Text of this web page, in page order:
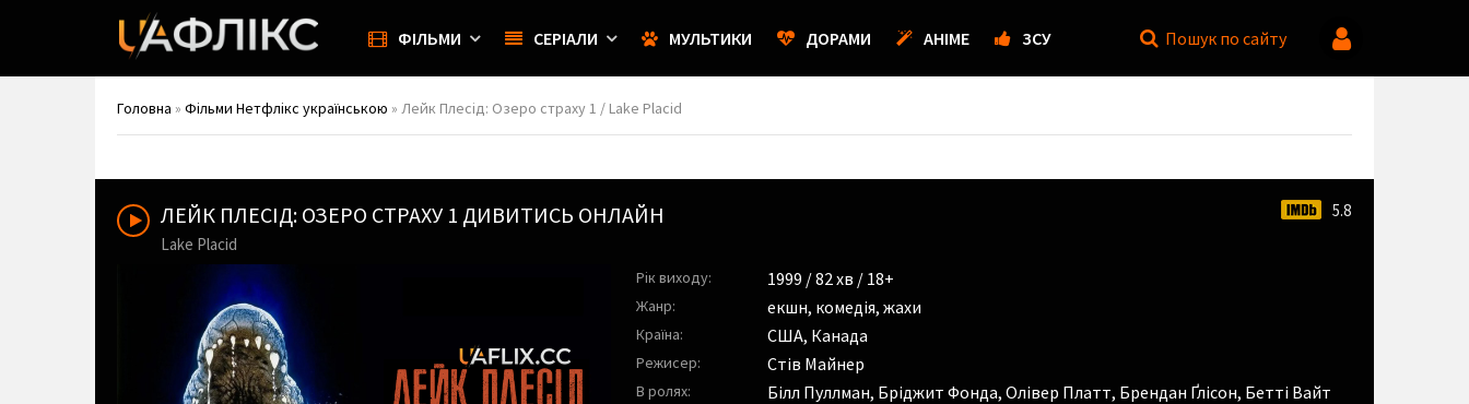
ФІЛЬМИ СЕРІАЛИ МУЛЬТИКИ ДОРАМИ АНІМЕ ЗСУ Пошук по сайту
Головна » Фільми Нетфлікс українською » Лейк Плесід: Озеро страху 1 / Lake Placid
ЛЕЙК ПЛЕСІД: ОЗЕРО СТРАХУ 1 ДИВИТИСЬ ОНЛАЙН
Lake Placid
5.8
Рік виходу: 1999 / 82 хв / 18+
Жанр: екшн, комедія, жахи
Країна: США, Канада
Режисер: Стів Майнер
В ролях: Білл Пуллман, Бріджит Фонда, Олівер Платт, Брендан Ґлісон, Бетті Вайт